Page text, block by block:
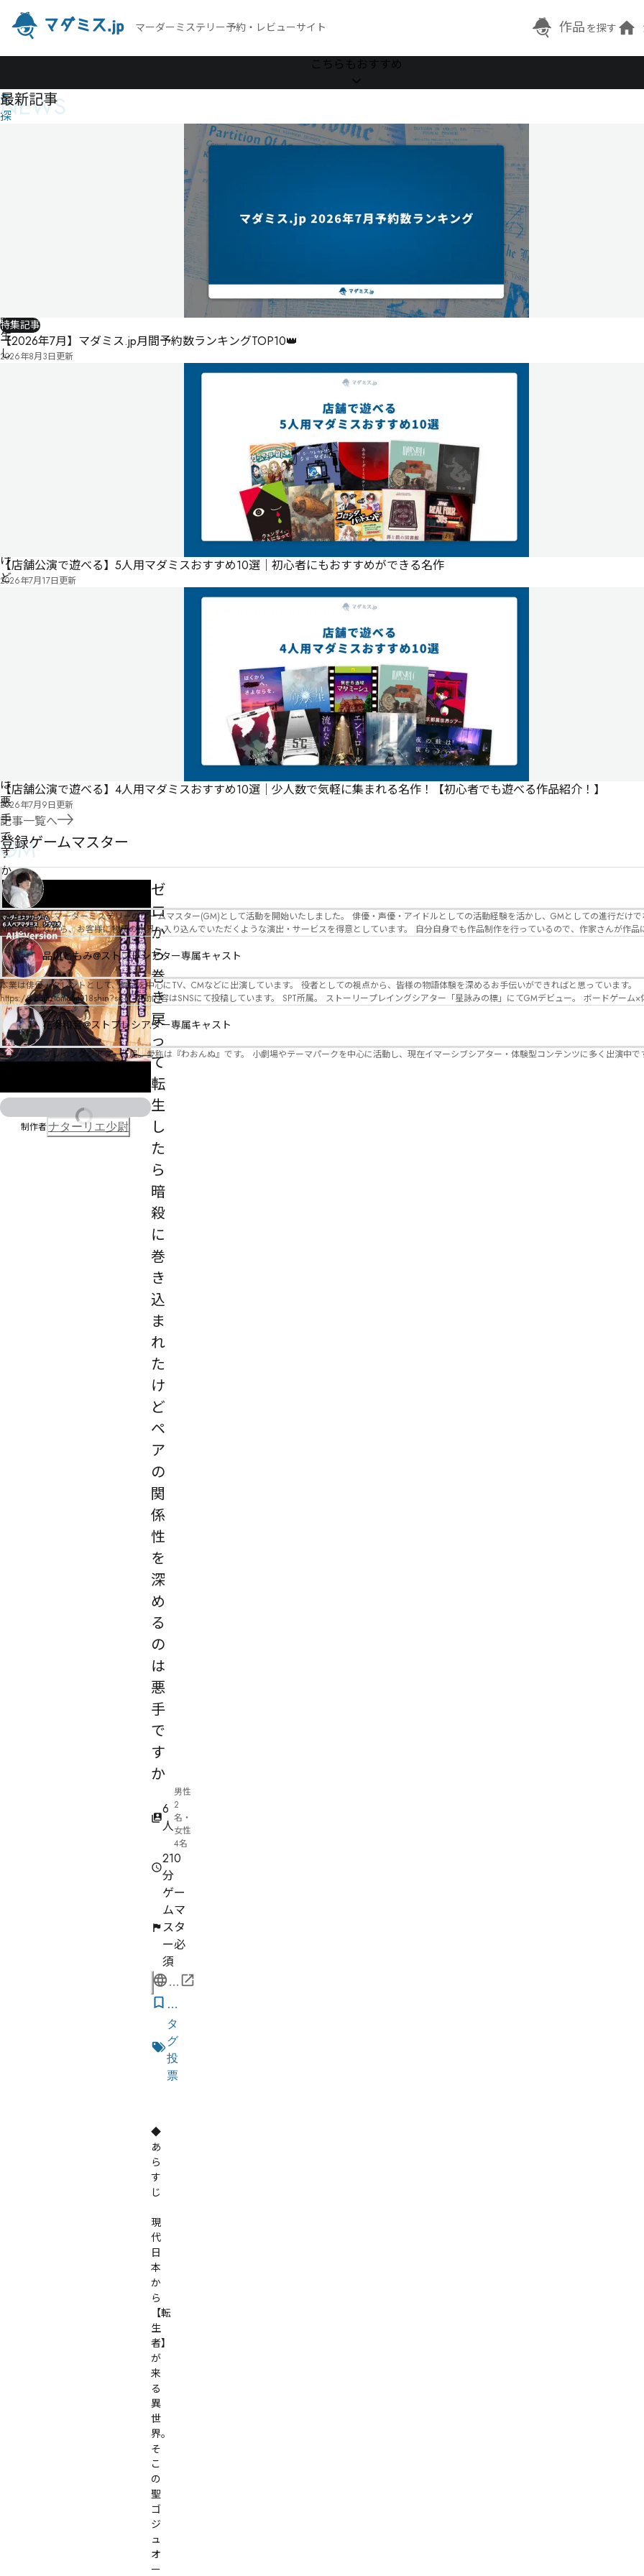
マーダーミステリー予約・レビューサイト 作品 を探す
を
探
転
生
し
け
ど
は
悪
手
で
す
か
ゼ
ロ
か
ら
巻
き
戻
っ
て
転
生
し
た
ら
暗
殺
に
巻
き
込
ま
れ
た
け
ど
ペ
ア
の
関
係
性
を
深
め
る
の
は
悪
手
で
す
か
6
人
男性
2
名・
女性
4名
210
分
ゲー
ムマ
スタ
ー必
須
公
ペ
ー
ジ
気
に
な
る
リ
タ
グ
投
票
◆
あ
ら
す
じ
現
代
日
本
か
ら
【転
生
者】
が
来
る
異
世
界。
そ
こ
の
聖
ゴ
ジ
ュ
オ
ー
制作者ナターリエ少尉
こちらもおすすめ
NEWS
最新記事
特集記事
【2026年7月】マダミス.jp月間予約数ランキングTOP10👑
2026年8月3日更新
【店舗公演で遊べる】5人用マダミスおすすめ10選｜初心者にもおすすめができる名作
2026年7月17日更新
【店舗公演で遊べる】4人用マダミスおすすめ10選｜少人数で気軽に集まれる名作！【初心者でも遊べる作品紹介！】
2026年7月9日更新
記事一覧へ
GM
登録ゲームマスター
星乃圭吾
2019年より、マーダーミステリーのゲームマスター(GM)として活動を開始いたしました。 俳優・声優・アイドルとしての活動経験を活かし、GMとしての進行だけでなく、作品内の
NPCを演じながら、お客様に物語の世界へ入り込んでいただくような演出・サービスを得意としています。 自分自身でも作品制作を行っているので、作家さんが作品に込めた想いや意
図を大切にしながら、その作品の魅力をお客様に届けられるような公演を心がけています。 参加してくださる皆様がどんなエンディングを迎えるのか、どんな物語が生まれるのかを想
像しながら、公演を進めていく時間が本当に大好きです！ 対応可能作品は、オフライン（対面）作品のみとなります。 得意分野をひとつ挙げるなら恋愛もの（恋愛要素を含むシナリ
オ）ですが、ファンタジー、デスゲーム、青春ものなど、ジャンルを問わず幅広く対応可能です！お任せください！ 《所属団体・店舗》 ★ Lanbelysma -ランビリズマ- (代表・制作・
GM) ★ ストーリープレイングシアター (GM) ★ フィネガンズ ウェイク (GM)
品川ともみ@ストプレシアター専属キャスト
本業は俳優・タレントとして、舞台を中心にTV、CMなどに出演しています。 役者としての視点から、皆様の物語体験を深めるお手伝いができればと思っています。
https://x.com/tomomi018shin?s=11 活動内容はSNSにて投稿しています。 SPT所属。 ストーリープレイングシアター「星詠みの標」にてGMデビュー。 ボードゲーム×体感型演劇 イマ
ーシブカフェ「コアクト」(不定期開催)出演中。
花奏和音@ストプレシアター専属キャスト
ストーリープレイングシアター所属。愛称は『わおんぬ』です。 小劇場やテーマパークを中心に活動し、現在イマーシブシアター・体験型コンテンツに多く出演中で